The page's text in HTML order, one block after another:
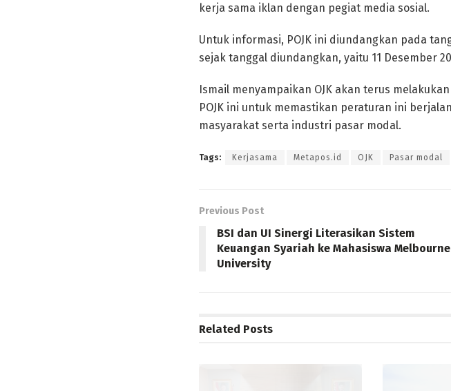
kerja sama iklan dengan pegiat media sosial.
Untuk informasi, POJK ini diundangkan pada
sejak tanggal diundangkan, yaitu 11 Desember
Ismail menyampaikan OJK akan terus
POJK ini untuk memastikan peraturan ini
masyarakat serta industri pasar modal.
Tags: Kerjasama Metapos.id OJK Pasar modal
Previous Post
BSI dan UI Sinergi Literasikan Sistem
Keuangan Syariah ke Mahasiswa Melbourne
University
Related Posts